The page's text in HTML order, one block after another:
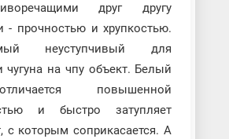
друг другу
- прочностью и хрупкостью.
неуступчивый для
чугуна на чпу объект. Белый
повышенной
и быстро затупляет
с которым соприкасается. А